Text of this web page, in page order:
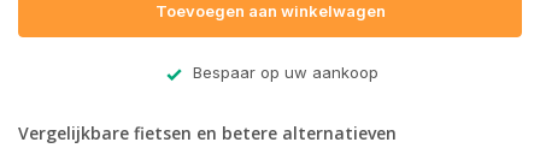
Toevoegen aan winkelwagen
Bespaar op uw aankoop
Vergelijkbare fietsen en betere alternatieven